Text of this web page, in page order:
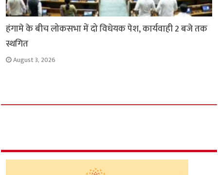
हंगामे के बीच लोकसभा में दो विधेयक पेश, कार्यवाही 2 बजे तक
स्थगित
August 3, 2026